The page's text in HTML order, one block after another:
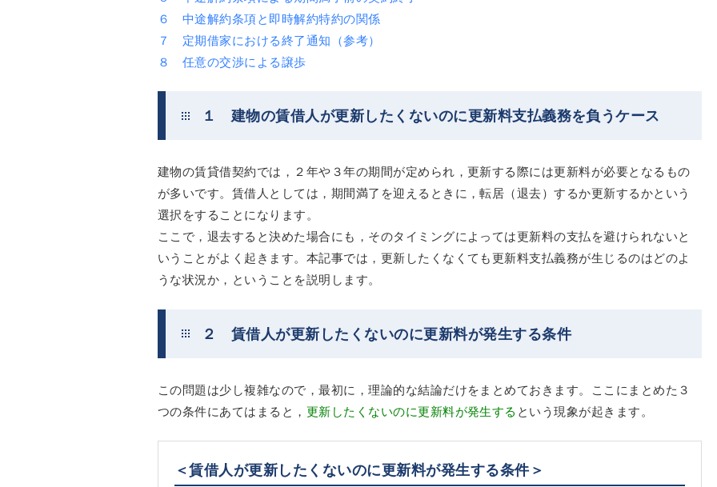
６ 中途解約条項と即時解約特約の関係
７ 定期借家における終了通知（参考）
８ 任意の交渉による譲歩
１ 建物の賃借人が更新したくないのに更新料支払義務を負うケース
建物の賃貸借契約では，２年や３年の期間が定められ，更新する際には更新料が必要となるもの
が多いです。賃借人としては，期間満了を迎えるときに，転居（退去）するか更新するかという
選択をすることになります。
ここで，退去すると決めた場合にも，そのタイミングによっては更新料の支払を避けられないと
いうことがよく起きます。本記事では，更新したくなくても更新料支払義務が生じるのはどのよ
うな状況か，ということを説明します。
２ 賃借人が更新したくないのに更新料が発生する条件
この問題は少し複雑なので，最初に，理論的な結論だけをまとめておきます。ここにまとめた３
つの条件にあてはまると， 更新したくないのに更新料が発生する という現象が起きます。
＜賃借人が更新したくないのに更新料が発生する条件＞